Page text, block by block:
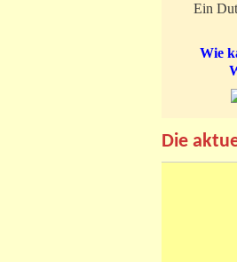
Ein
Wie
Die